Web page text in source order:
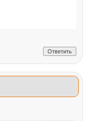
Ответить